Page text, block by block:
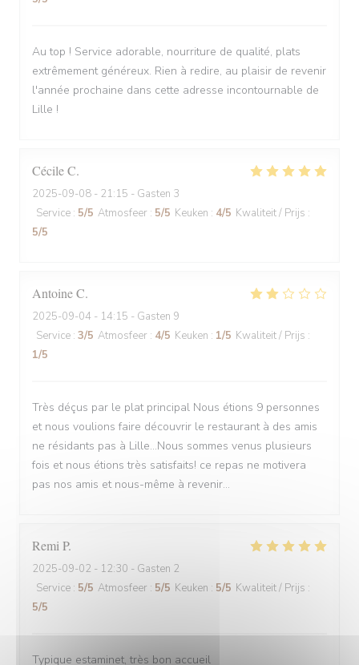
Au top ! Service adorable, nourriture de qualité, plats
extrêmement généreux. Rien à redire, au plaisir de revenir
l'année prochaine dans cette adresse incontournable de
Lille !
CécileC
2025-09-08 - 21:15 - Gasten 3
Service : 5/5 Atmosfeer : 5/5 Keuken : 4/5 Kwaliteit / Prijs :
5/5
AntoineC
2025-09-04 - 14:15 - Gasten 9
Service : 3/5 Atmosfeer : 4/5 Keuken : 1/5 Kwaliteit / Prijs :
1/5
Très déçus par le plat principal Nous étions 9 personnes
et nous voulions faire découvrir le restaurant à des amis
ne résidants pas à Lille...Nous sommes venus plusieurs
fois et nous étions très satisfaits! ce repas ne motivera
pas nos amis et nous-même à revenir...
Remi P
2025-09-02 - 12:30 - Gasten 2
Service : 5/5 Atmosfeer : 5/5 Keuken : 5/5 Kwaliteit / Prijs :
5/5
Typique estaminet, très bon accueil